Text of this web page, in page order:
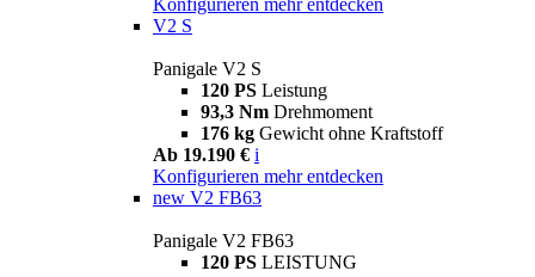
Konfigurieren mehr entdecken
V2 S
Panigale V2 S
120 PS Leistung
93,3 Nm Drehmoment
176 kg Gewicht ohne Kraftstoff
Ab 19.190 € i
Konfigurieren mehr entdecken
new V2 FB63
Panigale V2 FB63
120 PS LEISTUNG